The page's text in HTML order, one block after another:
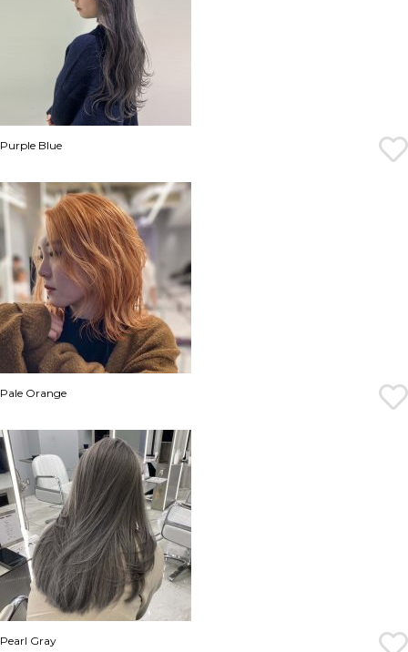
Purple Blue
Pale Orange
Pearl Gray